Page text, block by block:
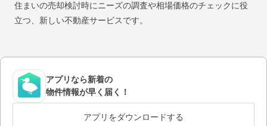
住まいの売却検討時にニーズの調査や相場価格のチェックに役
立つ、新しい不動産サービスです。
アプリなら新着の
物件情報が早く届く！
アプリをダウンロードする